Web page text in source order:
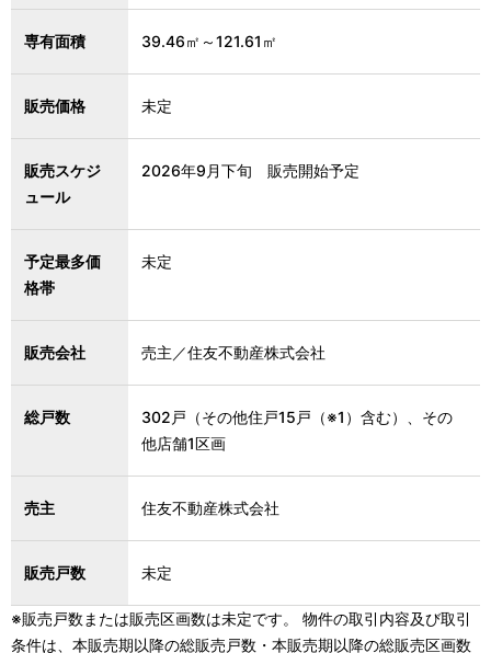
専有面積 39.46㎡～121.61㎡
販売価格 未定
販売スケジ
ュール
2026年9月下旬 販売開始予定
予定最多価
格帯
未定
販売会社 売主／住友不動産株式会社
総戸数
302戸（その他住戸15戸（※1）含む）、その
他店舗1区画
売主 住友不動産株式会社
販売戸数 未定
※販売戸数または販売区画数は未定です。 物件の取引内容及び取引
条件は、本販売期以降の総販売戸数・本販売期以降の総販売区画数